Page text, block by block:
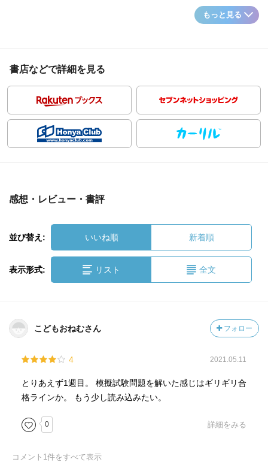
もっと見る
書店などで詳細を見る
感想・レビュー・書評
並び替え: いいね順 新着順
表示形式: リスト 全文
こどもおねむさん フォロー
4 2021.05.11
とりあえず1週目。 模擬試験問題を解いた感じはギリギリ合
格ラインか。 もう少し読み込みたい。
0 詳細をみる
コメント 1件をすべて表示